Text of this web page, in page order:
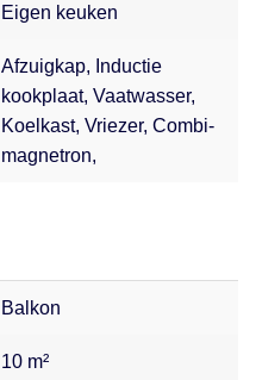
Eigen keuken
Afzuigkap, Inductie
kookplaat, Vaatwasser,
Koelkast, Vriezer, Combi-
magnetron,
Balkon
10 m²